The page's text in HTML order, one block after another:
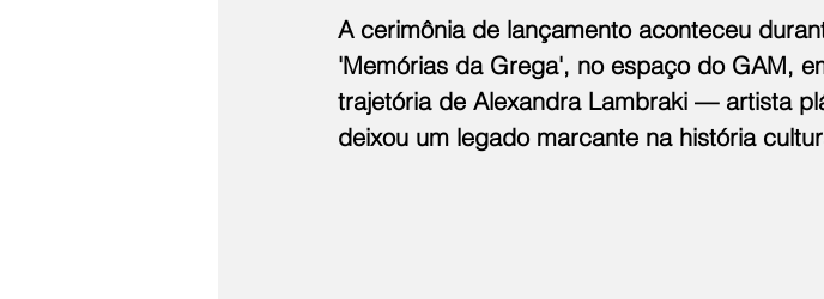
A cerimônia de lançamento aconteceu
'Memórias da Grega', no espaço do GAM,
trajetória de Alexandra Lambraki — artista
deixou um legado marcante na história